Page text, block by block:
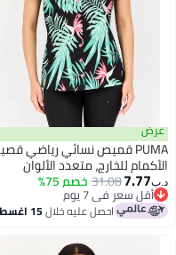
PUMA قميص نسائي رياضي قصير
للخارج، متعدد الألوان
31.08خصم 75%
سعر في 7 يوم
سعر في 7 يوماحصل عليه خلال15 اغسطس